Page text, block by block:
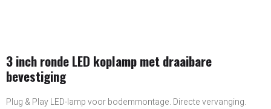
3 inch ronde LED koplamp met draaibare
bevestiging
Plug & Play LED-lamp voor bodemmontage. Directe vervanging.